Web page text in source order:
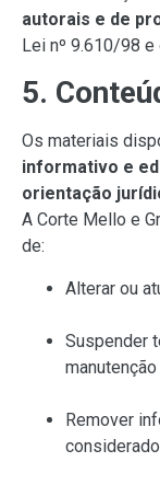
autorais e de
Lei nº 9.610/98
5.
Os materiais
informativo e
orientação
A Corte Mello e
de:
Alterar ou
Suspender
Remover